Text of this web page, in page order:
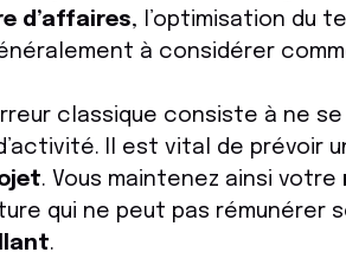
d’affaires, l’optimisation du
à considérer
classique consiste à ne
Il est vital de prévoir
. Vous maintenez ainsi votre
qui ne peut pas rémunérer
.